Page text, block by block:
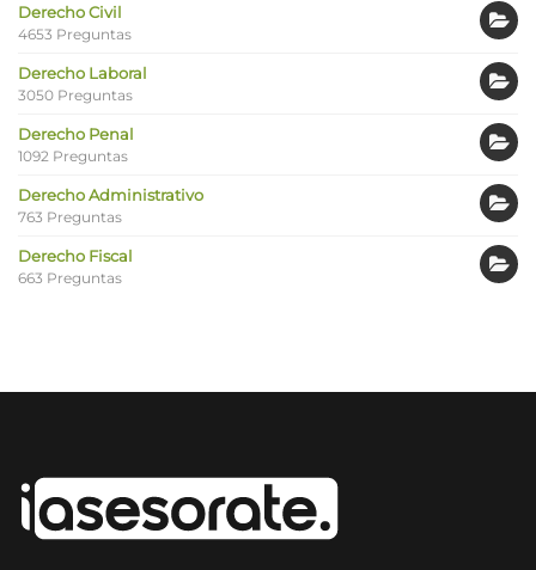
Derecho Civil
4653 Preguntas
Derecho Laboral
3050 Preguntas
Derecho Penal
1092 Preguntas
Derecho Administrativo
763 Preguntas
Derecho Fiscal
663 Preguntas